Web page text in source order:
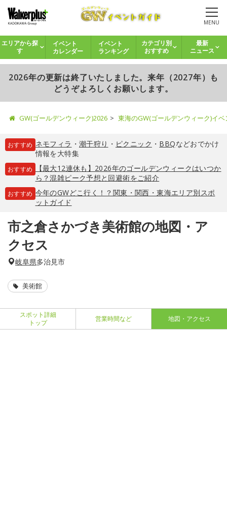
MENU
エリアから探
す
イベント
カレンダー
イベント
ランキング
カテゴリ別
おすすめ
最新
ニュース
2026年の更新は終了いたしました。来年（2027年）も
どうぞよろしくお願いします。
GW(ゴールデンウィーク)2026 東海のGW(ゴールデンウィーク)イ
おすすめ ネモフィラ ・ 潮干狩り ・ ピクニック ・ BBQなどおでかけ
情報を大特集
おすすめ
【最大12連休も】2026年のゴールデンウィークはいつか
ら？混雑ピーク予想と回避術をご紹介
おすすめ 今年のGWどこ行く！？関東・関西・東海エリア別スポ
ットガイド
市之倉さかづき美術館の地図・ア
クセス
岐阜県多治見市
美術館
スポット詳細
トップ
営業時間など 地図・アクセス